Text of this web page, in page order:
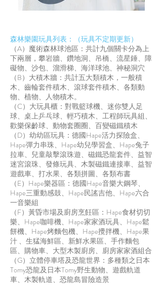
​森林樂園玩具列表：（玩具不定期更新）
（A）魔術森林球池區：共計九個關卡分為上
下兩層，攀岩牆、鑽地洞、吊橋、流星錘、障
礙物、沙包、溜滑梯、海洋球池、神秘洞穴
（B）大積木牆：共計五大類積木，一般積
木、齒輪套件積木、滾球套件積木、各類動
物、植物、人物積木。
（C）大玩具櫃：對戰籃球機、迷你雙人足
球、桌上乒乓球、輕巧積木、工程師玩具組、
歡樂保齡球、動物套圈圈、百變磁鐵積木
（D）幼幼區玩具：德國Hape活力探險盒、
Hape彈力串珠、Hape幼兒學習盒、Hape兔子
拉車、兒童敲擊滾珠遊、磁鐵恐龍套件、益智
迷宮滾珠、發條玩具、木製磁鐵連接車、益智
遊戲車、打水果、各類拼圖、各類布書
（E）Hape樂器區：德國Hape音樂大鋼琴、
Hape三重動感鼓、Hape民謠吉他、Hape六合
一音樂組
（F）黃昏市場及廚房烹飪區：Hape食材切切
樂、Hape咖啡機、Hape家家酒玩具、Hape鬆
餅機、Hape烤麵包機、Hape攪拌機、Hape果
汁 、生猛海鮮區、新鮮水果區、手作麵包
區、購物車、大型木製廚房、廚房家家酒組合
（G）立體停車塔及恐龍世界：多種類之日本
Tomy恐龍及日本Tomy野生動物、遊戲軌道
車、木製軌道、恐龍島冒險造景